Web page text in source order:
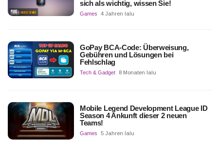
sich als wichtig, wissen Sie!
Games 4 Jahren lalu
GoPay BCA-Code: Überweisung,
Gebühren und Lösungen bei
Fehlschlag
Tech & Gadget 8 Monaten lalu
Mobile Legend Development League ID
Season 4 Ankunft dieser 2 neuen
Teams!
Games 5 Jahren lalu